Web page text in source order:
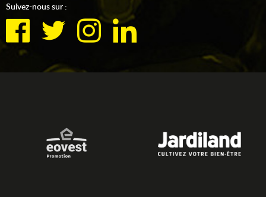
Suivez-nous sur :